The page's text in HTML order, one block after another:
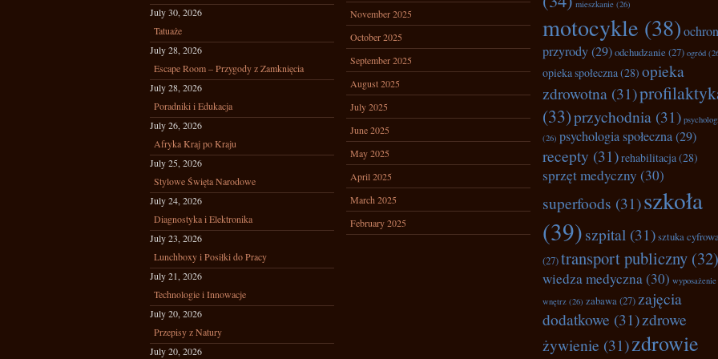
July 30, 2026
Tatuaże
July 28, 2026
Escape Room – Przygody z Zamknięcia
July 28, 2026
Poradniki i Edukacja
July 26, 2026
Afryka Kraj po Kraju
July 25, 2026
Stylowe Święta Narodowe
July 24, 2026
Diagnostyka i Elektronika
July 23, 2026
Lunchboxy i Posiłki do Pracy
July 21, 2026
Technologie i Innowacje
July 20, 2026
Przepisy z Natury
July 20, 2026
November 2025
October 2025
September 2025
August 2025
July 2025
June 2025
May 2025
April 2025
March 2025
February 2025
mieszkanie (26)
motocykle (38)
przyrody(29)odchudzanie (27) ogród
opieka społeczna(28) opieka
zdrowotna (31)
(33)przychodnia (31)
(26) psychologia społeczna(29)
recepty (31)rehabilitacja(28)
sprzęt medyczny (30)
superfoods (31)szkoła
(39)szpital (31)sztuka
(27)transport publiczny (32)
wiedza medyczna(30) wyposażenie
wnętrz (26) zabawa(27) zajęcia
dodatkowe (31)zdrowe
żywienie (31)zdrowie